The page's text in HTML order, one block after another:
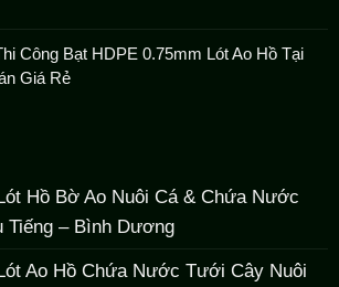
Công Bạt HDPE 0.75mm Lót Ao Hồ Tại
Giá Rẻ
Hồ Bờ Ao Nuôi Cá & Chứa Nước
Tiếng – Bình Dương
Ao Hồ Chứa Nước Tưới Cây Nuôi